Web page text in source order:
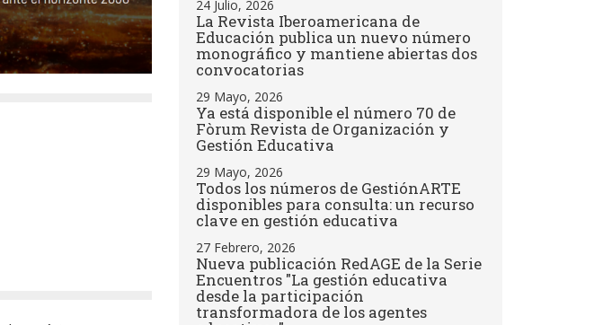
24 Julio, 2026
La Revista Iberoamericana de
Educación publica un nuevo número
monográfico y mantiene abiertas dos
convocatorias
29 Mayo, 2026
Ya está disponible el número 70 de
Fòrum Revista de Organización y
Gestión Educativa
29 Mayo, 2026
Todos los números de GestiónARTE
disponibles para consulta: un recurso
clave en gestión educativa
27 Febrero, 2026
Nueva publicación RedAGE de la Serie
Encuentros "La gestión educativa
desde la participación
transformadora de los agentes